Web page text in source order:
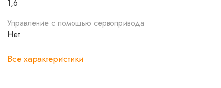
1,6
Управление с помощью сервопривода
Нет
Все характеристики